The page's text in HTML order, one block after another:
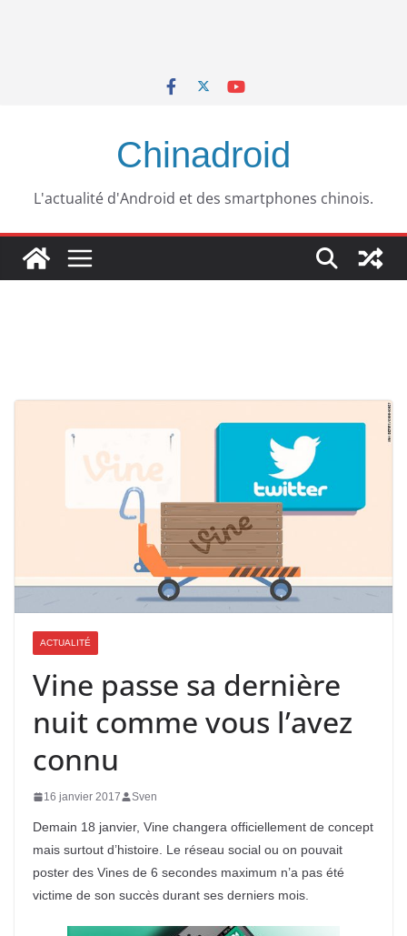
Chinadroid
L'actualité d'Android et des smartphones chinois.
ACTUALITÉ
Vine passe sa dernière
nuit comme vous l’avez
connu
16 janvier 2017 Sven
Demain 18 janvier, Vine changera officiellement de concept
mais surtout d’histoire. Le réseau social ou on pouvait
poster des Vines de 6 secondes maximum n’a pas été
victime de son succès durant ses derniers mois.